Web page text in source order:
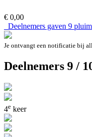
€ 0,00
Deelnemers gaven 9
Je ontvangt een notificatie bij
Deelnemers 9 /
4e keer